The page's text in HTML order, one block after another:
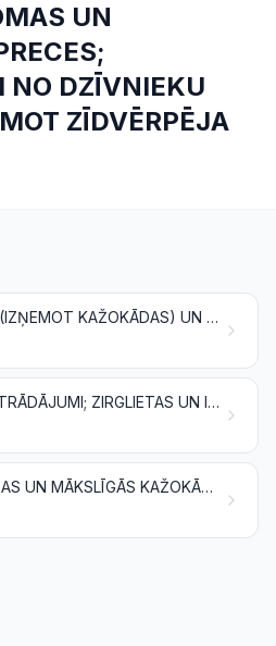
UN
NO DZĪVNIEKU
ZĪDVĒRPĒJA
JĒLĀDAS (IZŅEMOT KAŽOKĀDAS) UN ĀDA
ĀDAS IZSTRĀDĀJUMI; ZIRGLIETAS UN IEJŪGS; CEĻOJUMA PIEDERUMI, SOMAS UN TAMLĪDZĪGAS PRECES; IZSTRĀDĀJUMI NO DZĪVNIEKU ZARNĀM (IZŅEMOT ZĪDVĒRPĒJA PAVEDIENU)
KAŽOKĀDAS UN MĀKSLĪGĀS KAŽOKĀDAS; TO IZSTRĀDĀJUMI